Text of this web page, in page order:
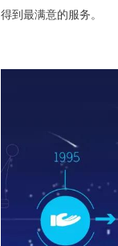
得到最满意的服务。